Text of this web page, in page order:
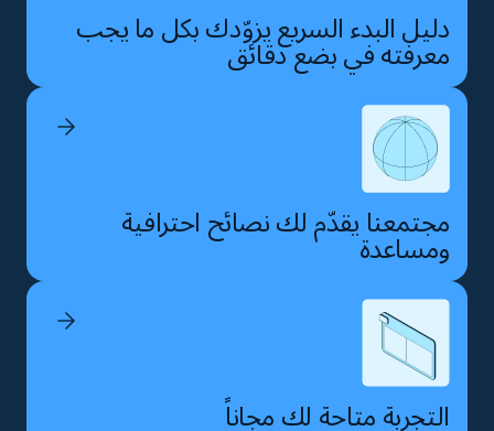
دليل البدء السريع يزوّدك بكل ما يجب
معرفته في بضع دقائق
مجتمعنا يقدّم لك نصائح احترافية
ومساعدة
التجربة متاحة لك مجاناً